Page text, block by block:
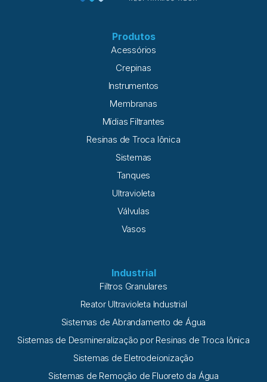
Produtos
Acessórios
Crepinas
Instrumentos
Membranas
Mídias Filtrantes
Resinas de Troca Iônica
Sistemas
Tanques
Ultravioleta
Válvulas
Vasos
Industrial
Filtros Granulares
Reator Ultravioleta Industrial
Sistemas de Abrandamento de Água
Sistemas de Desmineralização por Resinas de Troca Iônica
Sistemas de Eletrodeionização
Sistemas de Remoção de Fluoreto da Água